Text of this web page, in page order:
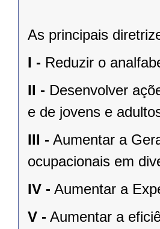
As principais
I - Reduzir o
II - Desenvolver
e de jovens e
III - Aumentar a
ocupacionais em
IV - Aumentar a
V - Aumentar a